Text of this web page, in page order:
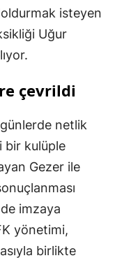
isteyen
Uğur
çevrildi
netlik
bir kulüple
Gezer ile
imzaya
yönetimi,
birlikte